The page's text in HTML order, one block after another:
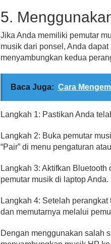
5.
Jika Anda memiliki pemutar
musik dari ponsel, Anda
menyambungkan kedua
Baca Juga: Cara
Langkah 1: Pastikan Anda
Langkah 2: Buka pemutar
“Pair” di menu pengaturan
Langkah 3: Aktifkan
pemutar musik di laptop Anda.
Langkah 4: Setelah
dan memutarnya melalui
Dengan menggunakan salah